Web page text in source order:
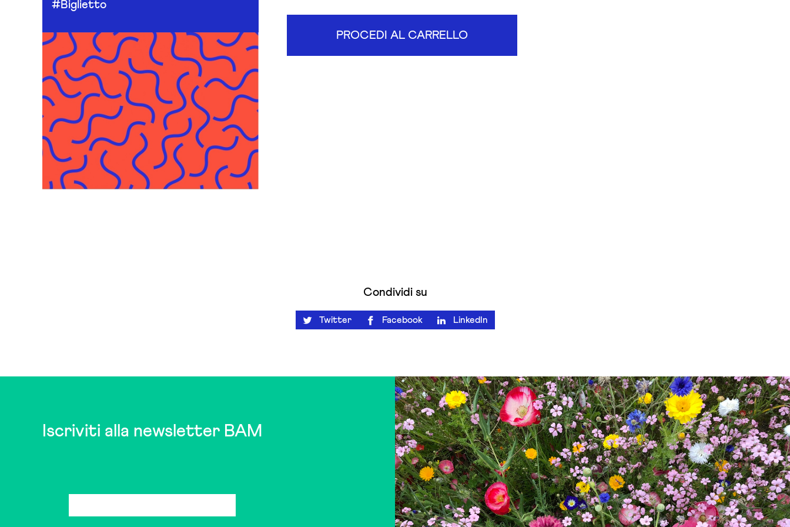
#Biglietto
PROCEDI AL CARRELLO
Condividi su
Twitter Facebook LinkedIn
Iscriviti alla newsletter BAM